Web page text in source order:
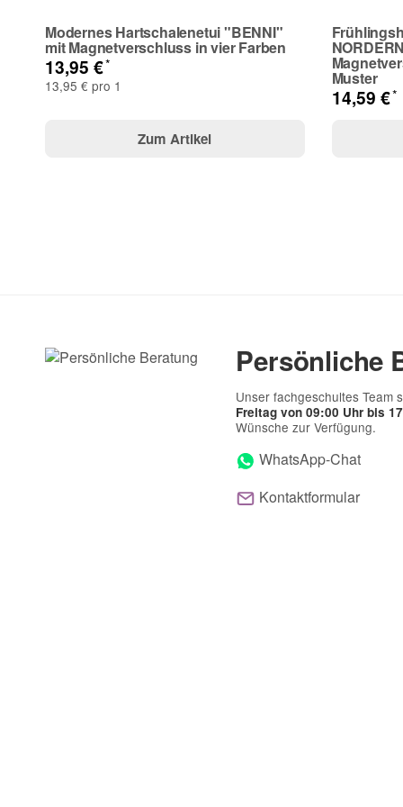
Modernes Hartschalenetui "BENNI"
mit Magnetverschluss in vier Farben
13,95 €*
13,95 € pro 1
Zum Artikel
Muster
14,59 €*
Persönliche
Unser fachgeschultes Team
Freitag von 09:00 Uhr bis
Wünsche zur Verfügung.
WhatsApp-Chat
Kontaktformular